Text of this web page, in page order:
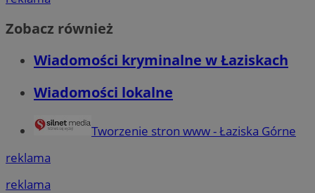
Zobacz również
Wiadomości kryminalne w Łaziskach
Wiadomości lokalne
Tworzenie stron www - Łaziska Górne
reklama
reklama